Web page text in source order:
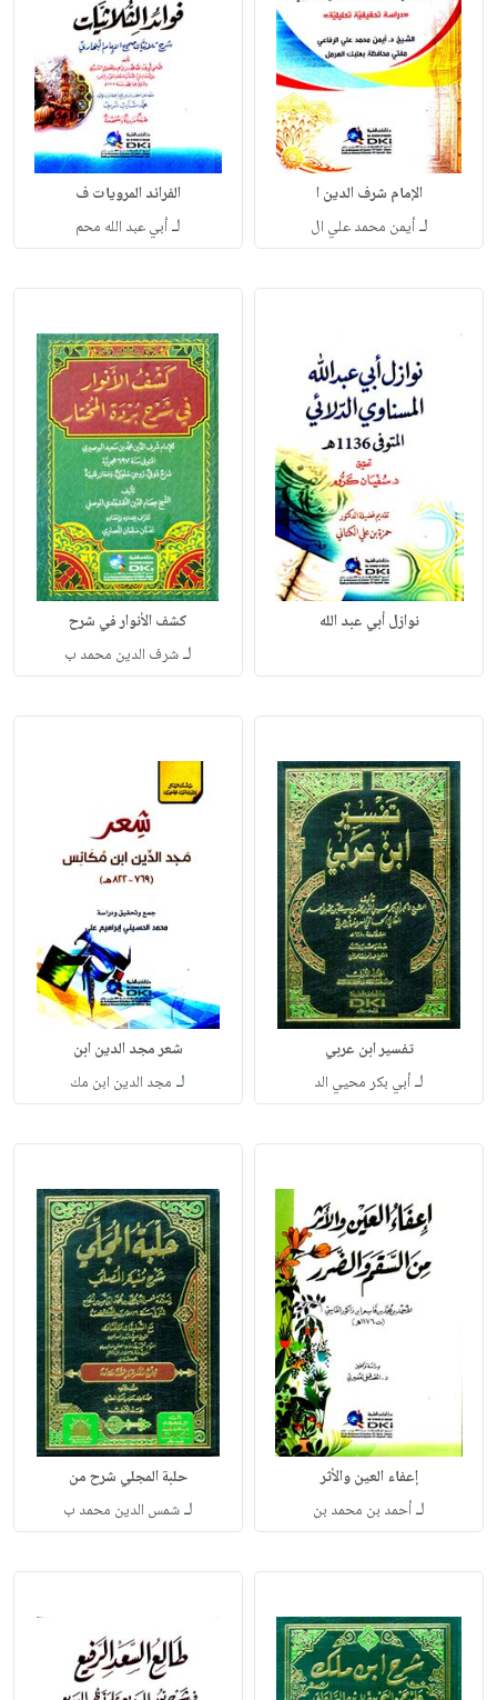
الإمام شرف الدين ا
لـأيمن محمد علي ال
الفرائد المرويات ف
لـأبي عبد الله محم
نوازل أبي عبد الله كشف الأنوار في شرح
لـشرف الدين محمد ب
تفسير ابن عربي
لـأبي بكر محيي الد
شعر مجد الدين ابن
لـ مجد الدين ابن مك
إعفاء العين والأثر
لـأحمد بن محمد بن
حلبة المجلي شرح من
لـشمس الدين محمد ب